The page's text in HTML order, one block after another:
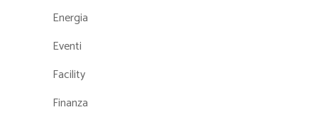
Energia
Eventi
Facility
Finanza